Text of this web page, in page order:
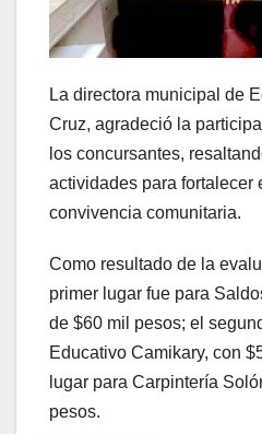
La directora municipal de
Cruz, agradeció la
los concursantes,
actividades para fortalecer
convivencia comunitaria.
Como resultado de la
primer lugar fue para
de $60 mil pesos; el
Educativo Camikary, con
lugar para Carpintería
pesos.